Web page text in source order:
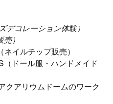
コレーション体験）
）
ネイルチップ販売）
ドール服・ハンドメイド
クアリウムドームのワーク